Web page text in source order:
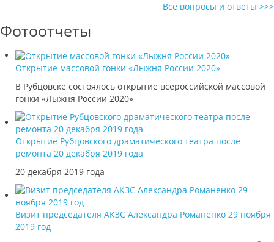
Все вопросы и ответы >>>
Фотоотчеты
Открытие массовой гонки «Лыжня России 2020»
В Рубцовске состоялось открытие всероссийской массовой
гонки «Лыжня России 2020»
Открытие Рубцовского драматического театра после
ремонта 20 декабря 2019 года
20 декабря 2019 года
Визит председателя АКЗС Александра Романенко 29 ноября
2019 год